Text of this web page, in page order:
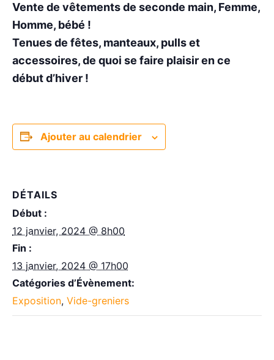
Vente de vêtements de seconde main, Femme,
Homme, bébé !
Tenues de fêtes, manteaux, pulls et
accessoires, de quoi se faire plaisir en ce
début d’hiver !
Ajouter au calendrier
DÉTAILS
Début :
12 janvier, 2024 @ 8h00
Fin :
13 janvier, 2024 @ 17h00
Catégories d’Évènement:
Exposition, Vide-greniers